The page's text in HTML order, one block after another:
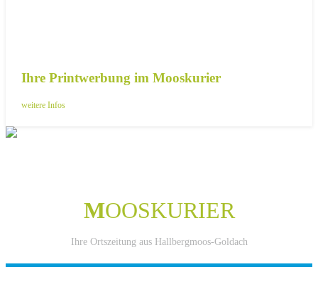
Ihre Printwerbung im Mooskurier
weitere Infos
MOOSKURIER
Ihre Ortszeitung aus Hallbergmoos-Goldach